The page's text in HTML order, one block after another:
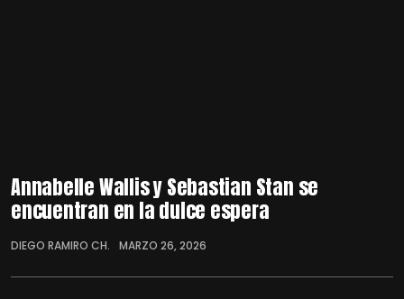
Annabelle Wallis y Sebastian Stan se
encuentran en la dulce espera
DIEGO RAMIRO CH. MARZO 26, 2026